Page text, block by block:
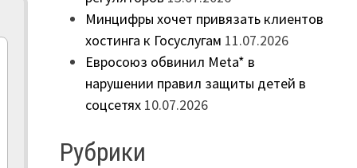
Минцифры хочет привязать клиентов
хостинга к Госуслугам 11.07.2026
Евросоюз обвинил Meta* в
нарушении правил защиты детей в
соцсетях 10.07.2026
Рубрики